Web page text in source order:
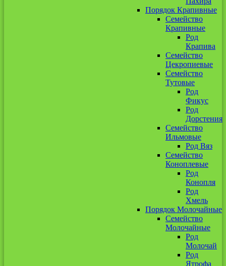
Порядок Крапивные
Семейство
Крапивные
Род
Крапива
Семейство
Цекропиевые
Семейство
Тутовые
Род
Фикус
Род
Дорстения
Семейство
Ильмовые
Род Вяз
Семейство
Коноплевые
Род
Конопля
Род
Хмель
Порядок Молочайные
Семейство
Молочайные
Род
Молочай
Род
Ятрофа